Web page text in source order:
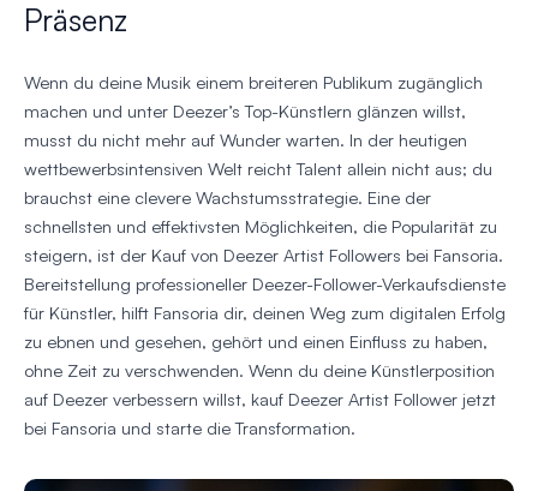
Präsenz
Wenn du deine Musik einem breiteren Publikum zugänglich
machen und unter Deezer’s Top-Künstlern glänzen willst,
musst du nicht mehr auf Wunder warten. In der heutigen
wettbewerbsintensiven Welt reicht Talent allein nicht aus; du
brauchst eine clevere Wachstumsstrategie. Eine der
schnellsten und effektivsten Möglichkeiten, die Popularität zu
steigern, ist der Kauf von Deezer Artist Followers bei Fansoria.
Bereitstellung professioneller Deezer-Follower-Verkaufsdienste
für Künstler, hilft Fansoria dir, deinen Weg zum digitalen Erfolg
zu ebnen und gesehen, gehört und einen Einfluss zu haben,
ohne Zeit zu verschwenden. Wenn du deine Künstlerposition
auf Deezer verbessern willst, kauf Deezer Artist Follower jetzt
bei Fansoria und starte die Transformation.